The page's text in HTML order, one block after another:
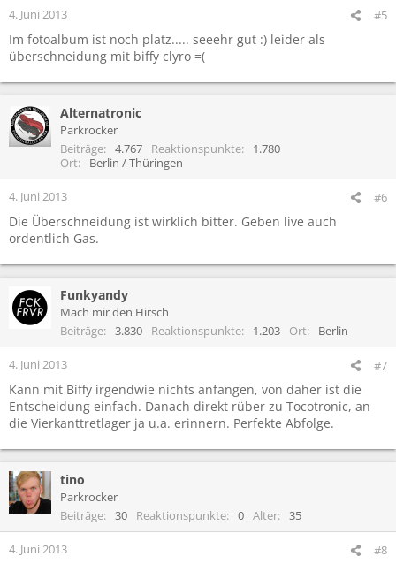
4. Juni 2013 #5
Im fotoalbum ist noch platz..... seeehr gut :) leider als
überschneidung mit biffy clyro =(
Alternatronic
Parkrocker
Beiträge
4.767 Reaktionspunkte
1.780
Ort
Berlin / Thüringen
4. Juni 2013 #6
Die Überschneidung ist wirklich bitter. Geben live auch
ordentlich Gas.
Funkyandy
Mach mir den Hirsch
Beiträge
3.830 Reaktionspunkte 1.203 Ort Berlin
4. Juni 2013 #7
Kann mit Biffy irgendwie nichts anfangen, von daher ist die
Entscheidung einfach. Danach direkt rüber zu Tocotronic, an
die Vierkanttretlager ja u.a. erinnern. Perfekte Abfolge.
tino
Parkrocker
Beiträge
30 Reaktionspunkte 0 Alter 35
4. Juni 2013 #8